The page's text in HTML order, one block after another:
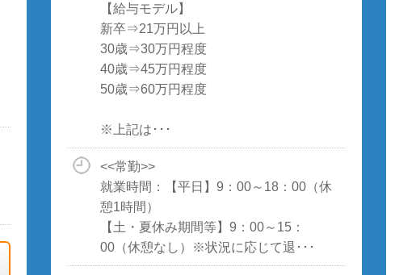
【給与モデル】
新卒⇒21万円以上
30歳⇒30万円程度
40歳⇒45万円程度
50歳⇒60万円程度
※上記は･･･
<<常勤>>
就業時間：【平日】9：00～18：00（休
憩1時間）
【土・夏休み期間等】9：00～15：
00（休憩なし）※状況に応じて退･･･